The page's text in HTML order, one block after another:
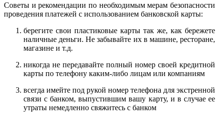
Советы и рекомендации по необходимым мерам безопасности
проведения платежей с использованием банковской карты:
берегите свои пластиковые карты так же, как бережете
наличные деньги. Не забывайте их в машине, ресторане,
магазине и т.д.
никогда не передавайте полный номер своей кредитной
карты по телефону каким-либо лицам или компаниям
всегда имейте под рукой номер телефона для экстренной
связи с банком, выпустившим вашу карту, и в случае ее
утраты немедленно свяжитесь с банком